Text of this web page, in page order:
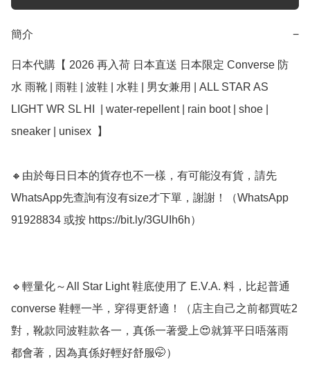
簡介 −
日本代購【 2026 再入荷 日本直送 日本限定 Converse 防
水 雨靴 | 雨鞋 | 波鞋 | 水鞋 | 男女兼用 | ALL STAR AS
LIGHT WR SL HI  | water-repellent | rain boot | shoe |
sneaker | unisex  】﻿
🔸由於每日日本的貨存也不一樣，有可能沒有貨，請先
WhatsApp先查詢有沒有size才下單，謝謝！（WhatsApp
91928834 或按 https://bit.ly/3GUIh6h）
🔹輕量化～All Star Light 鞋底使用了 E.V.A. 料，比起普通
converse 鞋輕一半，穿得更舒適！（店主自己之前都買咗2
對，靴款同波鞋款各一，真係一著愛上😍就算平日唔落雨
都會著，因為真係好輕好舒服🤭）